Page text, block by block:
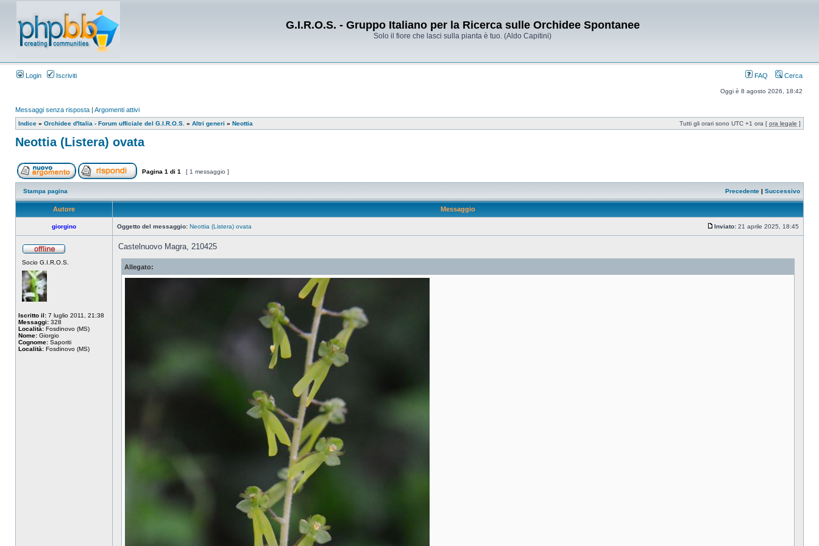
G.I.R.O.S. - Gruppo Italiano per la Ricerca sulle Orchidee Spontanee
Solo il fiore che lasci sulla pianta è tuo. (Aldo Capitini)
Login Iscriviti FAQ Cerca
Oggi è 8 agosto 2026, 18:42
Messaggi senza risposta | Argomenti attivi
Indice » Orchidee d'Italia - Forum ufficiale del G.I.R.O.S. » Altri generi » Neottia Tutti gli orari sono UTC +1 ora [ ora legale ]
Neottia (Listera) ovata
Pagina 1 di 1 [ 1 messaggio ]
Stampa pagina Precedente | Successivo
Autore Messaggio
giorgino Oggetto del messaggio: Neottia (Listera) ovata Inviato: 21 aprile 2025, 18:45
Socio G.I.R.O.S.
Iscritto il: 7 luglio 2011, 21:38
Messaggi: 328
Località: Fosdinovo (MS)
Nome: Giorgio
Cognome: Saporiti
Località: Fosdinovo (MS)
Castelnuovo Magra, 210425
Allegato: